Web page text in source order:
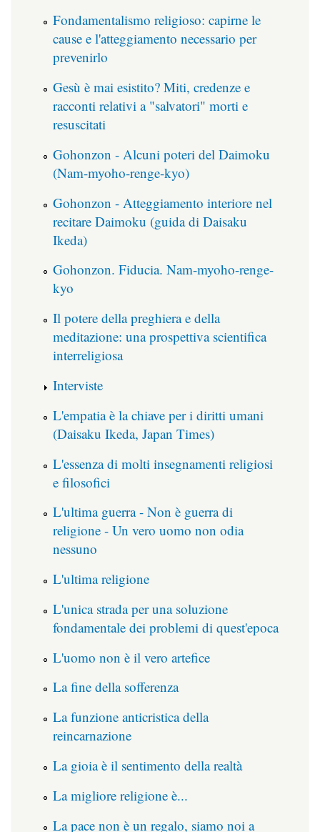
Fondamentalismo religioso: capirne le
cause e l'atteggiamento necessario per
prevenirlo
Gesù è mai esistito? Miti, credenze e
racconti relativi a "salvatori" morti e
resuscitati
Gohonzon - Alcuni poteri del Daimoku
(Nam-myoho-renge-kyo)
Gohonzon - Atteggiamento interiore nel
recitare Daimoku (guida di Daisaku
Ikeda)
Gohonzon. Fiducia. Nam-myoho-renge-
kyo
Il potere della preghiera e della
meditazione: una prospettiva scientifica
interreligiosa
Interviste
L'empatia è la chiave per i diritti umani
(Daisaku Ikeda, Japan Times)
L'essenza di molti insegnamenti religiosi
e filosofici
L'ultima guerra - Non è guerra di
religione - Un vero uomo non odia
nessuno
L'ultima religione
L'unica strada per una soluzione
fondamentale dei problemi di quest'epoca
L'uomo non è il vero artefice
La fine della sofferenza
La funzione anticristica della
reincarnazione
La gioia è il sentimento della realtà
La migliore religione è...
La pace non è un regalo, siamo noi a